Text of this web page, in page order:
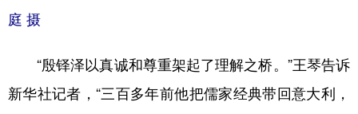
庭 摄
“殷铎泽以真诚和尊重架起了理解之桥。”王琴告诉
新华社记者，“三百多年前他把儒家经典带回意大利，